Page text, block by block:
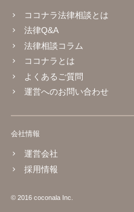
ココナラ法律相談とは
法律Q&A
法律相談コラム
ココナラとは
よくあるご質問
運営へのお問い合わせ
会社情報
運営会社
採用情報
© 2016 coconala Inc.